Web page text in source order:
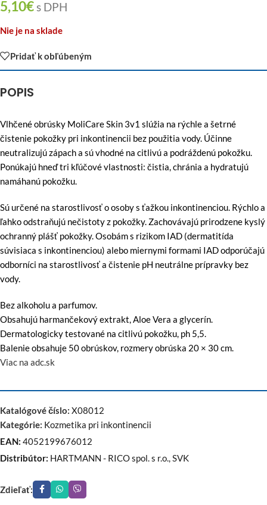
5,10€s DPH
Nie je na sklade
Pridať k obľúbeným
POPIS
Vlhčené obrúsky MoliCare Skin 3v1 slúžia na rýchle a šetrné
čistenie pokožky pri inkontinencii bez použitia vody. Účinne
neutralizujú zápach a sú vhodné na citlivú a podráždenú pokožku.
Ponúkajú hneď tri kľúčové vlastnosti: čistia, chránia a hydratujú
namáhanú pokožku.
Sú určené na starostlivosť o osoby s ťažkou inkontinenciou. Rýchlo a
ľahko odstraňujú nečistoty z pokožky. Zachovávajú prirodzene kyslý
ochranný plášť pokožky. Osobám s rizikom IAD (dermatitída
súvisiaca s inkontinenciou) alebo miernymi formami IAD odporúčajú
odborníci na starostlivosť a čistenie pH neutrálne prípravky bez
vody.
Bez alkoholu a parfumov.
Obsahujú harmančekový extrakt, Aloe Vera a glycerín.
Dermatologicky testované na citlivú pokožku, ph 5,5.
Balenie obsahuje 50 obrúskov, rozmery obrúska 20 × 30 cm.
Viac na adc.sk
Katalógové číslo: X08012
Kategórie: Kozmetika pri inkontinencii
EAN: 4052199676012
Distribútor: HARTMANN - RICO spol. s r.o., SVK
Zdieľať: